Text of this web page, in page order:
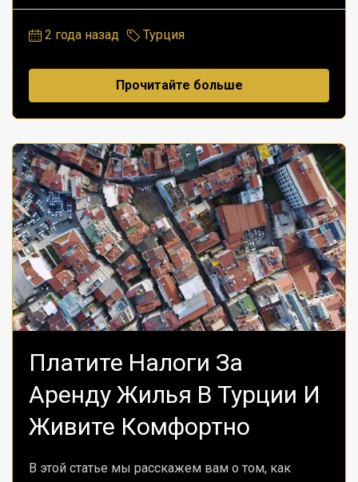
2 года назад Турция
Прочитайте больше
Платите Налоги За
Аренду Жилья В Турции И
Живите Комфортно
В этой статье мы расскажем вам о том, как